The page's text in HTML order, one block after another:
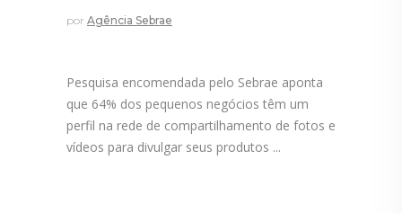
por Agência Sebrae
Pesquisa encomendada pelo Sebrae aponta
que 64% dos pequenos negócios têm um
perfil na rede de compartilhamento de fotos e
vídeos para divulgar seus produtos